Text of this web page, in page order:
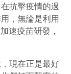
抗擊疫情的過
，無論是利用
速疫苗研發，
現在正是最好